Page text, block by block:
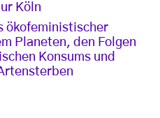
Köln
ökofeministischer
Planeten, den Folgen
Konsums und